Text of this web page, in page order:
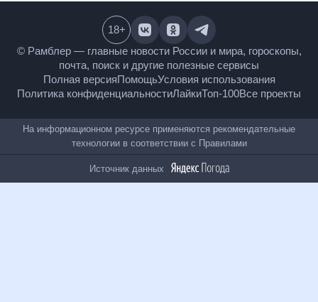
© Рамблер — главные новости России и мира,
гороскопы, почта, поиск и другие полезные сервисы
Полная версияПомощьУсловия использования
Политика конфиденциальностиЛайкиТоп-100
18+
На информационном ресурсе применяются
рекомендательные технологии в соответствии сПравилами
Источник данных